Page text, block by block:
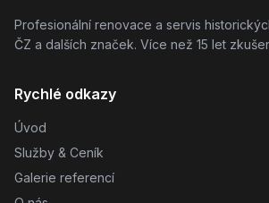
Profesionální renovace a servis
ČZ a dalších značek. Více než 15 let
Rychlé odkazy
Úvod
Služby & Ceník
Galerie referencí